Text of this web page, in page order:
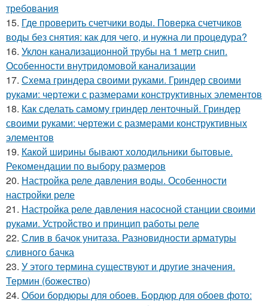
требования
15. Где проверить счетчики воды. Поверка счетчиков
воды без снятия: как для чего, и нужна ли процедура?
16. Уклон канализационной трубы на 1 метр снип.
Особенности внутридомовой канализации
17. Схема гриндера своими руками. Гриндер своими
руками: чертежи с размерами конструктивных элементов
18. Как сделать самому гриндер ленточный. Гриндер
своими руками: чертежи с размерами конструктивных
элементов
19. Какой ширины бывают холодильники бытовые.
Рекомендации по выбору размеров
20. Настройка реле давления воды. Особенности
настройки реле
21. Настройка реле давления насосной станции своими
руками. Устройство и принцип работы реле
22. Слив в бачок унитаза. Разновидности арматуры
сливного бачка
23. У этого термина существуют и другие значения.
Термин (божество)
24. Обои бордюры для обоев. Бордюр для обоев фото: